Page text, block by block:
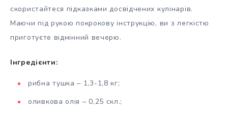
скористайтеся підказками досвідчених кулінарів.
Маючи під рукою покрокову інструкцію, ви з легкістю
приготуєте відмінний вечерю.
Інгредієнти:
рибна тушка – 1,3-1,8 кг;
оливкова олія – 0,25 скл.;